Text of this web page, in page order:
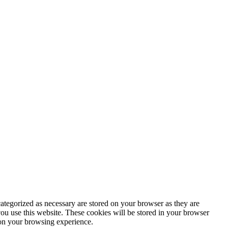
as necessary are stored on your browser as they are
use this website. These cookies will be stored in your browser
your browsing experience.